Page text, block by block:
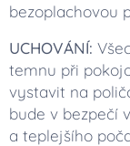
bezoplachovou
UCHOVÁNÍ:
temnu při
vystavit na
bude v bezpečí
a teplejšího